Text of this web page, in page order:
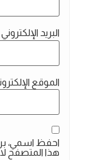
البريد الإلكتروني
الموقع
احفظ اسمي،
هذا المتصفح